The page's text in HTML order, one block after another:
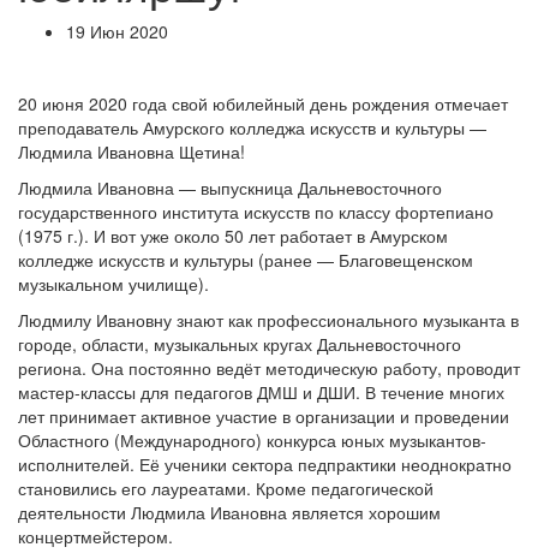
19 Июн 2020
20 июня 2020 года свой юбилейный день рождения отмечает
преподаватель Амурского колледжа искусств и культуры —
Людмила Ивановна Щетина!
Людмила Ивановна — выпускница Дальневосточного
государственного института искусств по классу фортепиано
(1975 г.). И вот уже около 50 лет работает в Амурском
колледже искусств и культуры (ранее — Благовещенском
музыкальном училище).
Людмилу Ивановну знают как профессионального музыканта в
городе, области, музыкальных кругах Дальневосточного
региона. Она постоянно ведёт методическую работу, проводит
мастер-классы для педагогов ДМШ и ДШИ. В течение многих
лет принимает активное участие в организации и проведении
Областного (Международного) конкурса юных музыкантов-
исполнителей. Её ученики сектора педпрактики неоднократно
становились его лауреатами. Кроме педагогической
деятельности Людмила Ивановна является хорошим
концертмейстером.